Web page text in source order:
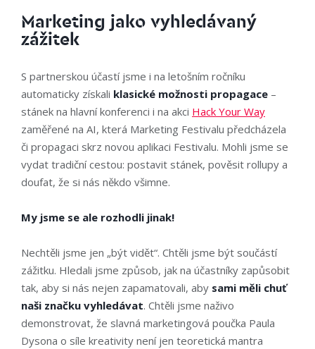
Marketing jako vyhledávaný
zážitek
S partnerskou účastí jsme i na letošním ročníku
automaticky získali klasické možnosti propagace –
stánek na hlavní konferenci i na akci Hack Your Way
zaměřené na AI, která Marketing Festivalu předcházela
či propagaci skrz novou aplikaci Festivalu. Mohli jsme se
vydat tradiční cestou: postavit stánek, pověsit rollupy a
doufat, že si nás někdo všimne.
My jsme se ale rozhodli jinak!
Nechtěli jsme jen „být vidět“. Chtěli jsme být součástí
zážitku. Hledali jsme způsob, jak na účastníky zapůsobit
tak, aby si nás nejen zapamatovali, aby sami měli chuť
naši značku vyhledávat. Chtěli jsme naživo
demonstrovat, že slavná marketingová poučka Paula
Dysona o síle kreativity není jen teoretická mantra